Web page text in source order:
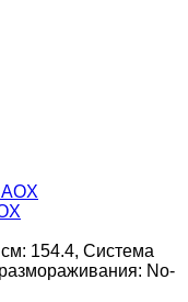
154.4, Система
No-